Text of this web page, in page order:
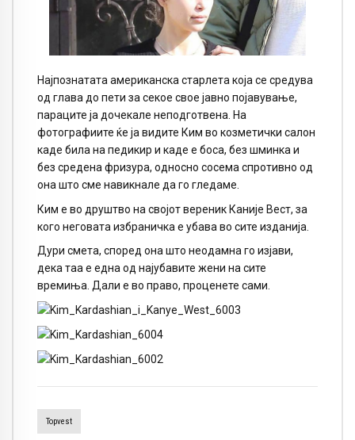
Најпознатата американска старлета која се средува
од глава до пети за секое свое јавно појавување,
параците ја дочекале неподготвена. На
фотографиите ќе ја видите Ким во козметички салон
каде била на педикир и каде е боса, без шминка и
без средена фризура, односно сосема спротивно од
она што сме навикнале да го гледаме.
Ким е во друштво на својот вереник Каније Вест, за
кого неговата избраничка е убава во сите изданија.
Дури смета, според она што неодамна го изјави,
дека таа е една од најубавите жени на сите
времиња. Дали е во право, проценете сами.
Topvest